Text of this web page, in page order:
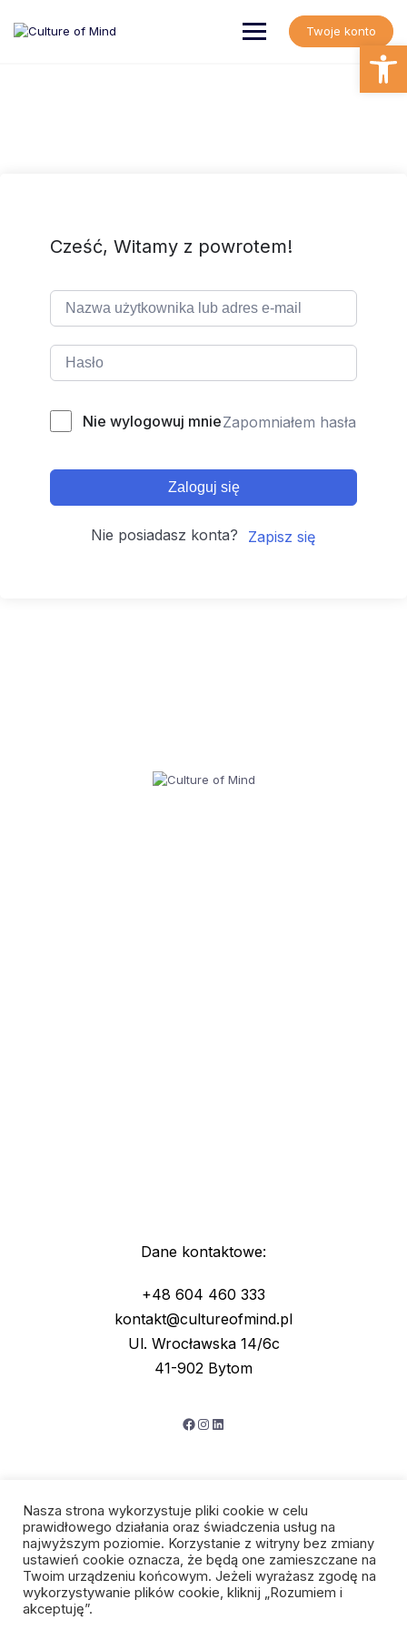
content
Twoje konto
Cześć, Witamy z powrotem!
Nie wylogowuj mnieZapomniałem hasła
Zaloguj się
Nie posiadasz konta? Zapisz się
Dane kontaktowe:
+48 604 460 333
kontakt@cultureofmind.pl
Ul. Wrocławska 14/6c
41-902 Bytom
Facebook
Instagram
LinkedIn
Polityka prywatności
Nasza strona wykorzystuje pliki cookie w celu
prawidłowego działania oraz świadczenia usług na
najwyższym poziomie. Korzystanie z witryny bez zmiany
ustawień cookie oznacza, że będą one zamieszczane na
Twoim urządzeniu końcowym. Jeżeli wyrażasz zgodę na
wykorzystywanie plików cookie, kliknij „Rozumiem i
akceptuję”.